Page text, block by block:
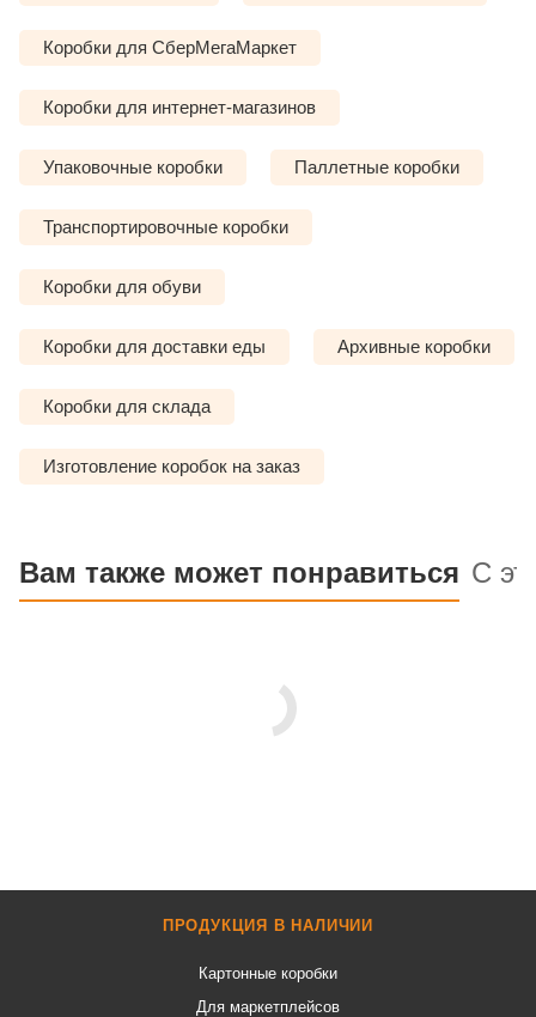
Коробки для СберМегаМаркет
Коробки для интернет-магазинов
Упаковочные коробки Паллетные коробки
Транспортировочные коробки
Коробки для обуви
Коробки для доставки еды Архивные коробки
Коробки для склада
Изготовление коробок на заказ
Вам также может понравиться С
ПРОДУКЦИЯ В НАЛИЧИИ
Картонные коробки
Для маркетплейсов